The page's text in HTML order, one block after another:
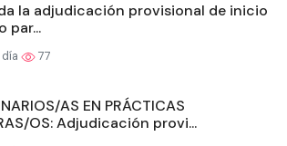
la adjudicación provisional de inicio
par...
día 77
AS EN PRÁCTICAS
OS: Adjudicación provi...